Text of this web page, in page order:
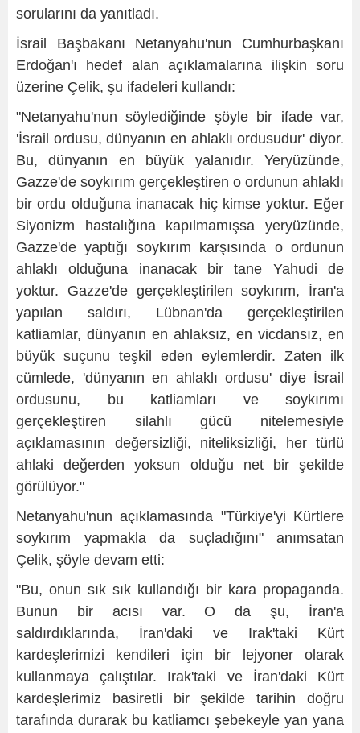
sorularını da yanıtladı.
İsrail Başbakanı Netanyahu'nun Cumhurbaşkanı
Erdoğan'ı hedef alan açıklamalarına ilişkin soru
üzerine Çelik, şu ifadeleri kullandı:
"Netanyahu'nun söylediğinde şöyle bir ifade var,
'İsrail ordusu, dünyanın en ahlaklı ordusudur' diyor.
Bu, dünyanın en büyük yalanıdır. Yeryüzünde,
Gazze'de soykırım gerçekleştiren o ordunun ahlaklı
bir ordu olduğuna inanacak hiç kimse yoktur. Eğer
Siyonizm hastalığına kapılmamışsa yeryüzünde,
Gazze'de yaptığı soykırım karşısında o ordunun
ahlaklı olduğuna inanacak bir tane Yahudi de
yoktur. Gazze'de gerçekleştirilen soykırım, İran'a
yapılan saldırı, Lübnan'da gerçekleştirilen
katliamlar, dünyanın en ahlaksız, en vicdansız, en
büyük suçunu teşkil eden eylemlerdir. Zaten ilk
cümlede, 'dünyanın en ahlaklı ordusu' diye İsrail
ordusunu, bu katliamları ve soykırımı
gerçekleştiren silahlı gücü nitelemesiyle
açıklamasının değersizliği, niteliksizliği, her türlü
ahlaki değerden yoksun olduğu net bir şekilde
görülüyor."
Netanyahu'nun açıklamasında "Türkiye'yi Kürtlere
soykırım yapmakla da suçladığını" anımsatan
Çelik, şöyle devam etti:
"Bu, onun sık sık kullandığı bir kara propaganda.
Bunun bir acısı var. O da şu, İran'a
saldırdıklarında, İran'daki ve Irak'taki Kürt
kardeşlerimizi kendileri için bir lejyoner olarak
kullanmaya çalıştılar. Irak'taki ve İran'daki Kürt
kardeşlerimiz basiretli bir şekilde tarihin doğru
tarafında durarak bu katliamcı şebekeyle yan yana